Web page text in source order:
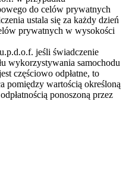
do celów prywatnych
ustala się za każdy dzień
prywatnych w wysokości
jeśli świadczenie
wykorzystywania samochodu
częściowo odpłatne, to
pomiędzy wartością określoną
ponoszoną przez